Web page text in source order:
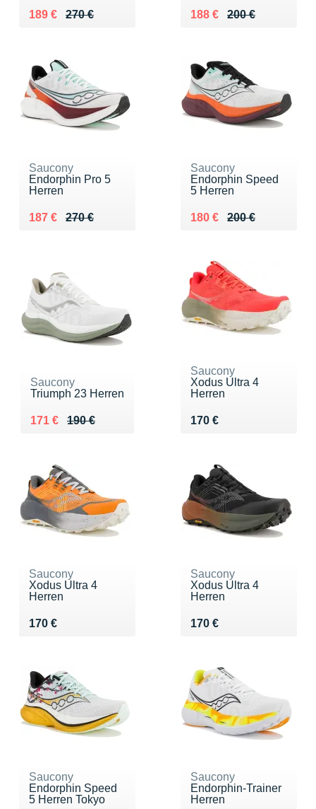
270 €
Au lieu de 270 €
189 €
Vendu 189 € 200 €
Au lieu de 200 €
188 €
Vendu 188 €
Saucony
Endorphin Pro 5
Herren
270 €
Au lieu de 270 €
187 €
Vendu 187 €
Saucony
Endorphin Speed
5 Herren
200 €
Au lieu de 200 €
180 €
Vendu 180 €
Saucony
Triumph 23 Herren
190 €
Au lieu de 190 €
171 €
Vendu 171 €
Saucony
Xodus Ultra 4
Herren
170 €
Vendu 170 €
Saucony
Xodus Ultra 4
Herren
170 €
Vendu 170 €
Saucony
Xodus Ultra 4
Herren
170 €
Vendu 170 €
Saucony
Endorphin Speed
5 Herren Tokyo
Saucony
Endorphin-Trainer
Herren